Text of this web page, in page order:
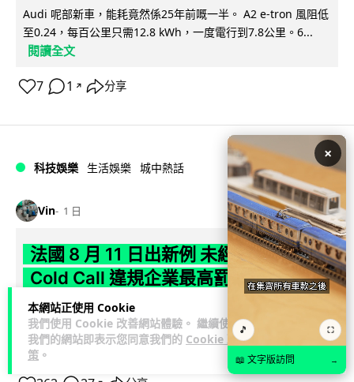
本網站正使用 Cookie
我們使用 Cookie 改善網站體驗。 繼續使用
我們的網站即表示您同意我們的 Cookie 政
策 。
Audi 呢部新車，能耗竟然係25年前嘅一半。 A2 e-tron 風阻低
至0.24，每百公里只需12.8 kWh，一度電行到7.8公里。6...
閱讀全文
7 1 ↗ 分享
科技娛樂 生活娛樂 城中熱話
Vin 1 日
法國 8 月 11 日出新例 未經同意嚴禁
Cold Call 違規企業最高罰 345 萬
法國將於 8 月 11 日起實施新例，全面禁止企業未經消費者同意
致電推銷，由「opt-out」拒接登記制轉為「opt-in」先徵同意
機制。違... 閱讀全文
×
🎵 ⛶
📖 文字版訪問 →